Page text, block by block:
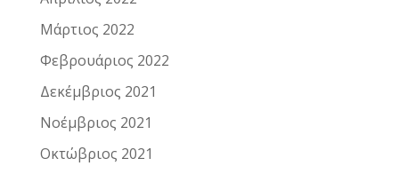
Μάρτιος 2022
Φεβρουάριος 2022
Δεκέμβριος 2021
Νοέμβριος 2021
Οκτώβριος 2021